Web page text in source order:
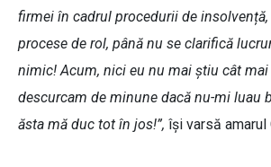
firmei în cadrul procedurii de
procese de rol, până nu se clarifică
nimic! Acum, nici eu nu mai știu cât
descurcam de minune dacă nu-mi luau
ăsta mă duc tot în jos!”, își varsă amarul